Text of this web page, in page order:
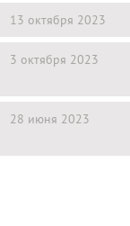
13 октября 2023
3 октября 2023
28 июня 2023